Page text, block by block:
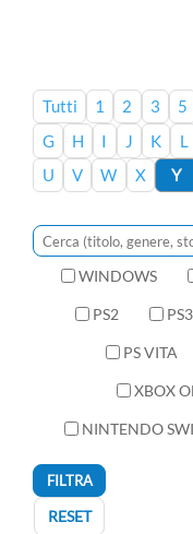
Tutti 1 2 3 5
G
H I J K L
U
V W X Y
WINDOWS
PS2 PS3
PS VITA
XBOX
NINTENDO
FILTRA
RESET